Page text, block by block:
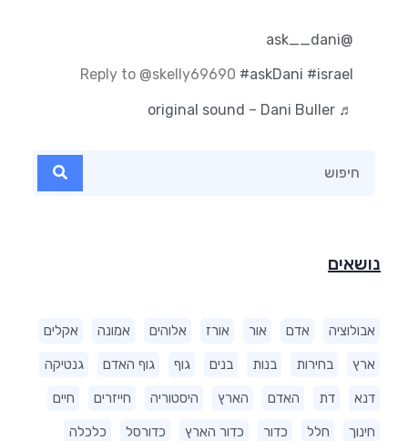
נושאים
אבולוציה אדם אור אורז אלוהים אמונה אקלים
ארץ בחירות בנות בנים גוף גוף האדם גנטיקה
דנא דת האדם הארץ היסטוריה חייזרים חיים
חינוך חלל כדור כדור הארץ כדורסל כלכלה
@ask__dani
Reply to @skelly69690 #askDani #israel
♬ original sound – Dani Buller